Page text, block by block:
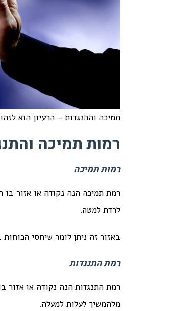
תמיכה והתנגדות – הרעיון הוא
רמות תמיכה
רמות תמיכה
רמת תמיכה הנה נקודה או אזור בו
לרדת למטה.
באזור זה ניתן לומר שיחסי הכוחות
רמת התנגדות
רמת התנגדות הנה נקודה או אזור
מלהמשיך לעלות למעלה.